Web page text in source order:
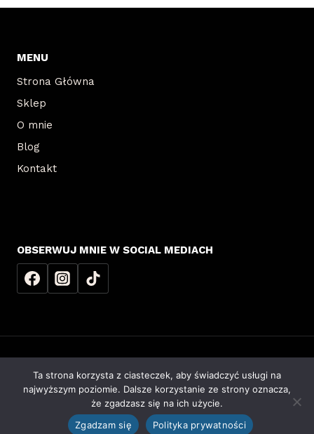
MENU
Strona Główna
Sklep
O mnie
Blog
Kontakt
OBSERWUJ MNIE W SOCIAL MEDIACH
© 2026 Agnieszka Dyśko | Realizacja RAJCZAKOWSKI ENTERPRISE
Polityka Prywatności |Regulamin Sklepu | Dostawa i Zwroty
Ta strona korzysta z ciasteczek, aby świadczyć usługi na
najwyższym poziomie. Dalsze korzystanie ze strony oznacza,
że zgadzasz się na ich użycie.
Zgadzam się
Polityka prywatności